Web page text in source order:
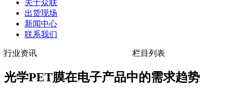
关于众联
出货现场
新闻中心
联系我们
行业资讯 栏目列表
光学PET膜在电子产品中的需求趋势